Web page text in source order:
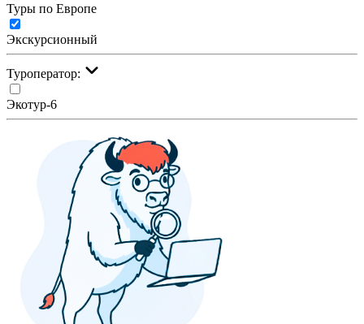
Туры по Европе
Экскурсионный
Туроператор:
Экотур-6